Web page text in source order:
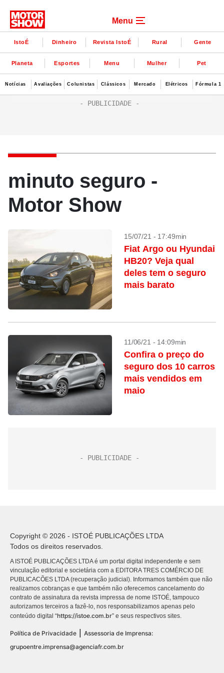
Menu
IstoÉ Dinheiro Revista IstoÉ Rural Gente
Planeta Esportes Menu Mulher Pet
Notícias Avaliações Colunistas Clássicos Mercado Elétricos Fórmula 1
minuto seguro -
Motor Show
15/07/21 - 17:49min
Fiat Argo ou Hyundai
HB20? Veja qual
deles tem o seguro
mais barato
11/06/21 - 14:09min
Confira o preço do
seguro dos 10 carros
mais vendidos em
maio
Copyright © 2026 - ISTOÉ PUBLICAÇÕES LTDA
Todos os direitos reservados.
A ISTOÉ PUBLICAÇÕES LTDA é um portal digital independente e sem
vinculação editorial e societária com a EDITORA TRES COMÉRCIO DE
PUBLICACÕES LTDA (recuperação judicial). Informamos também que não
realizamos cobranças e que também não oferecemos cancelamento do
contrato de assinatura da revista impressa de nome ISTOÉ, tampouco
autorizamos terceiros a fazê-lo, nos responsabilizamos apenas pelo
conteúdo digital “https://istoe.com.br” e seus respectivos sites.
Política de Privacidade
Assessoria de Imprensa:
grupoentre.imprensa@agenciafr.com.br